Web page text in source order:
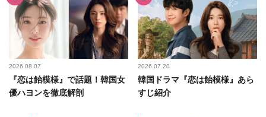
2026.08.07
『恋は飴模様』で話題！韓国女
優ハヨンを徹底解剖
2026.07.20
韓国ドラマ『恋は飴模様』あら
すじ紹介